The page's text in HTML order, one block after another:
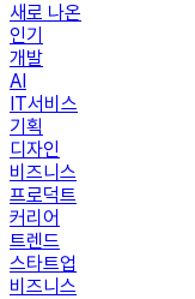
새로 나온
인기
개발
AI
IT서비스
기획
디자인
비즈니스
프로덕트
커리어
트렌드
스타트업
비즈니스